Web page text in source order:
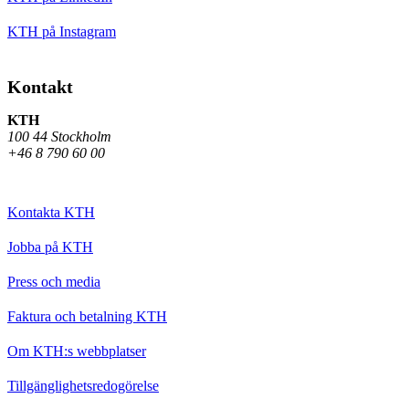
KTH på Instagram
Kontakt
KTH
100 44 Stockholm
+46 8 790 60 00
Kontakta KTH
Jobba på KTH
Press och media
Faktura och betalning KTH
Om KTH:s webbplatser
Tillgänglighetsredogörelse